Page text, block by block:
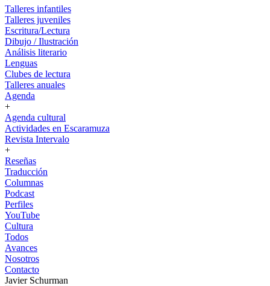
Talleres infantiles
Talleres juveniles
Escritura/Lectura
Dibujo / Ilustración
Análisis literario
Lenguas
Clubes de lectura
Talleres anuales
Agenda
+
Agenda cultural
Actividades en Escaramuza
Revista Intervalo
+
Reseñas
Traducción
Columnas
Podcast
Perfiles
YouTube
Cultura
Todos
Avances
Nosotros
Contacto
Javier Schurman